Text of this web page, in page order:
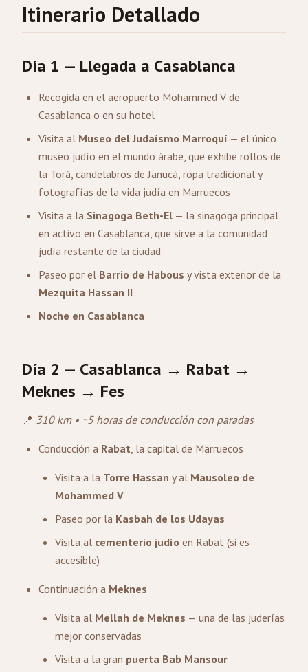
Itinerario Detallado
Día 1 — Llegada a Casablanca
Recogida en el aeropuerto Mohammed V de
Casablanca o en su hotel
Visita al Museo del Judaísmo Marroquí — el único
museo judío en el mundo árabe, que exhibe rollos de
la Torá, candelabros de Janucá, ropa tradicional y
fotografías de la vida judía en Marruecos
Visita a la Sinagoga Beth-El — la sinagoga principal
en activo en Casablanca, que sirve a la comunidad
judía restante de la ciudad
Paseo por el Barrio de Habous y vista exterior de la
Mezquita Hassan II
Noche en Casablanca
Día 2 — Casablanca → Rabat →
Meknes → Fes
📍 310 km • ~5 horas de conducción con paradas
Conducción a Rabat, la capital de Marruecos
Visita a la Torre Hassan y al Mausoleo de
Mohammed V
Paseo por la Kasbah de los Udayas
Visita al cementerio judío en Rabat (si es
accesible)
Continuación a Meknes
Visita al Mellah de Meknes — una de las juderías
mejor conservadas
Visita a la gran puerta Bab Mansour